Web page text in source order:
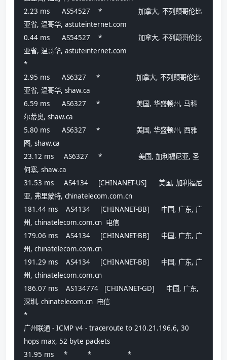
2.23 ms      AS54527    *                  加拿大, 不列颠哥伦比
亚省, 温哥华, astuteinternet.com
0.44 ms      AS54527    *                  加拿大, 不列颠哥伦比
亚省, 温哥华, astuteinternet.com
*
2.95 ms      AS6327     *                  加拿大, 不列颠哥伦比
亚省, 温哥华, shaw.ca
6.59 ms      AS6327     *                  美国, 华盛顿州, 马科
尔蒂奥, shaw.ca
5.80 ms      AS6327     *                  美国, 华盛顿州, 西雅
图, shaw.ca
23.12 ms     AS6327     *                  美国, 加利福尼亚, 圣
何塞, shaw.ca
31.53 ms     AS4134     [CHINANET-US]      美国, 加利福尼
亚, 弗里蒙特, chinatelecom.com.cn
181.44 ms    AS4134     [CHINANET-BB]      中国, 广东, 广
州, chinatelecom.com.cn  电信
179.06 ms    AS4134     [CHINANET-BB]      中国, 广东, 广
州, chinatelecom.com.cn
191.29 ms    AS4134     [CHINANET-BB]      中国, 广东, 广
州, chinatelecom.com.cn
186.07 ms    AS134774   [CHINANET-GD]      中国, 广东,
深圳, chinatelecom.cn  电信
*
广州联通 - ICMP v4 - traceroute to 210.21.196.6, 30
hops max, 52 byte packets
31.95 ms     *          *                  *